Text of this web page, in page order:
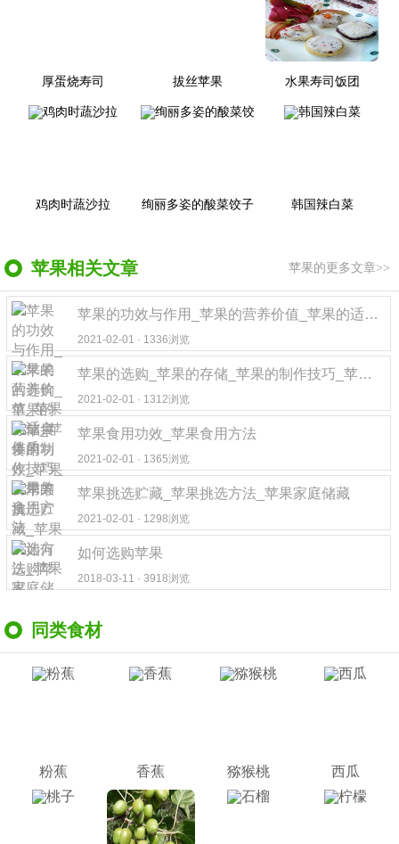
厚蛋烧寿司 拔丝苹果 水果寿司饭团
鸡肉时蔬沙拉 绚丽多姿的酸菜饺子 韩国辣白菜
苹果相关文章 苹果的更多文章>>
苹果的功效与作用_苹果的营养价值_苹果的适合体质
2021-02-01 · 1336浏览
苹果的选购_苹果的存储_苹果的制作技巧_苹果的食用方法
2021-02-01 · 1312浏览
苹果食用功效_苹果食用方法
2021-02-01 · 1365浏览
苹果挑选贮藏_苹果挑选方法_苹果家庭储藏
2021-02-01 · 1298浏览
如何选购苹果
2018-03-11 · 3918浏览
同类食材
粉蕉 香蕉 猕猴桃 西瓜